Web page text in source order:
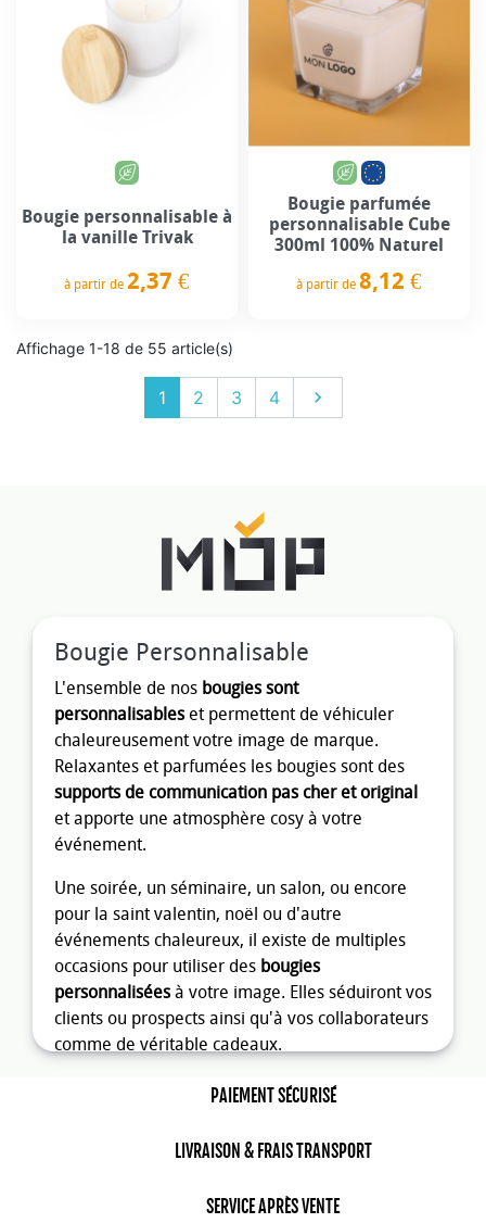
Bougie Personnalisable
L'ensemble de nos bougies sont
personnalisableset permettent de véhiculer
chaleureusement votre image de marque.
Relaxantes et parfumées les bougies sont des
supports de communication pas cher et original
et apporte une atmosphère cosy à votre
événement.
Une soirée, un séminaire, un salon, ou encore
pour la saint valentin, noël ou d'autre
événements chaleureux, il existe de multiples
occasions pour utiliser des bougies
personnaliséesà votre image. Elles séduiront vos
clients ou prospects ainsi qu'à vos collaborateurs
comme de véritable cadeaux.
Bougie Publicitaire
sont des objets rappelant le bien-
manqueront pas de faire mouche. Pour vos fêtes
Bougie personnalisable à
la vanille Trivak
à partir de 2,37 €
Bougie parfumée
personnalisable Cube
300ml 100% Naturel
à partir de 8,12 €
Affichage 1-18 de 55 article(s)
1 2 3 4 Suivant

PAIEMENT SÉCURISÉ
LIVRAISON & FRAIS TRANSPORT
SERVICE APRÈS VENTE